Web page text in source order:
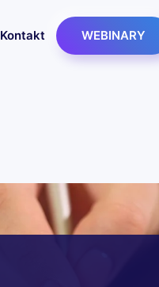
Kontakt WEBINARY